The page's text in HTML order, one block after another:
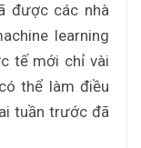
được các nhà
learning
tế mới chỉ vài
thể làm điều
tuần trước đã